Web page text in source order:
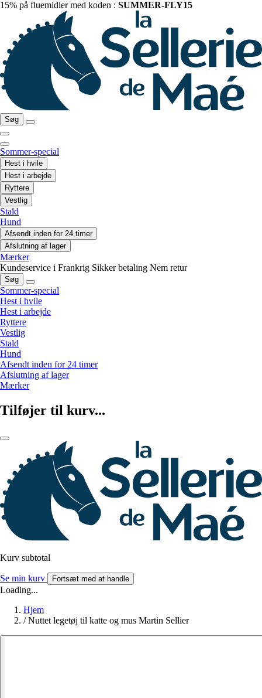
15% på fluemidler med koden : SUMMER-FLY15
Søg
Sommer-special
Hest i hvile
Hest i arbejde
Ryttere
Vestlig
Stald
Hund
Afsendt inden for 24 timer
Afslutning af lager
Mærker
Kundeservice i Frankrig Sikker betaling Nem retur
Søg
Sommer-special
Hest i hvile
Hest i arbejde
Ryttere
Vestlig
Stald
Hund
Afsendt inden for 24 timer
Afslutning af lager
Mærker
Tilføjer til kurv...
Kurv subtotal
Se min kurv Fortsæt med at handle
Loading...
Hjem
/ Nuttet legetøj til katte og mus Martin Sellier